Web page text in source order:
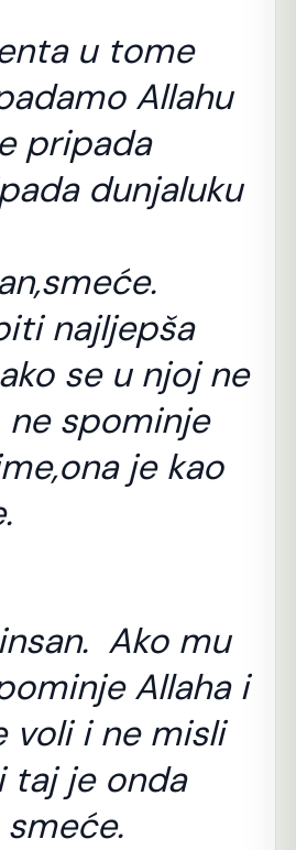
u tome
Allahu
pripada
dunjaluku
najljepša
se u njoj ne
spominje
je kao
Ako mu
Allaha i
voli i ne misli
taj je onda